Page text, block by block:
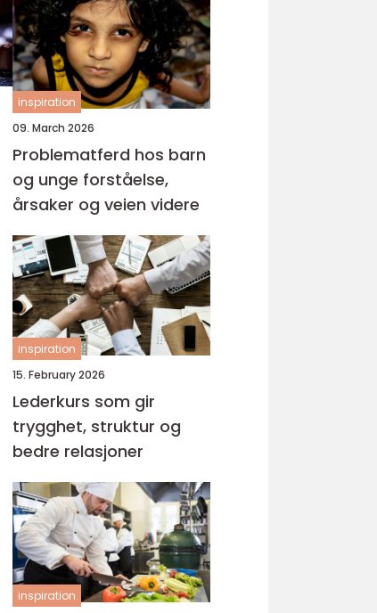
inspiration
09. March 2026
Problematferd hos barn
og unge forståelse,
årsaker og veien videre
inspiration
15. February 2026
Lederkurs som gir
trygghet, struktur og
bedre relasjoner
inspiration